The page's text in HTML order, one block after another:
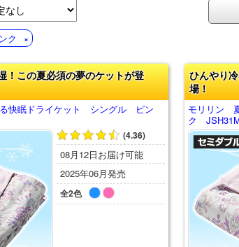
ク
！この夏必須の夢のケットが登
快眠ドライケット シングル ピン
(4.36)
08月12日お届け可能
2025年06月発売
全2色
ひんやり
場！
モリリン
ク